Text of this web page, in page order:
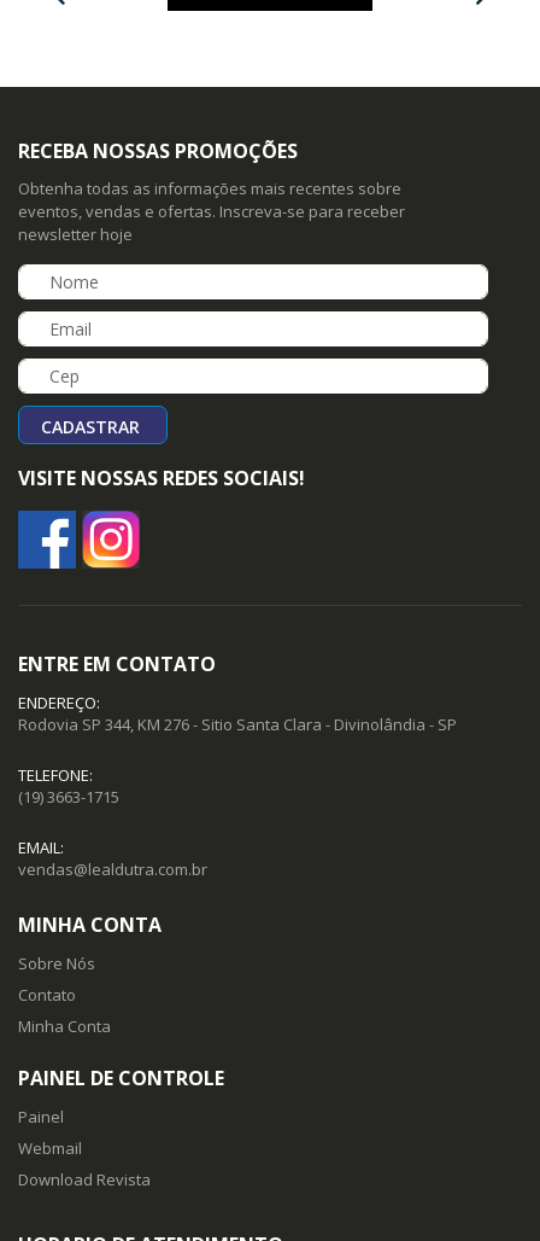
RECEBA NOSSAS PROMOÇÕES
Obtenha todas as informações mais recentes sobre
eventos, vendas e ofertas. Inscreva-se para receber
newsletter hoje
CADASTRAR
VISITE NOSSAS REDES SOCIAIS!
ENTRE EM CONTATO
ENDEREÇO:
Rodovia SP 344, KM 276 - Sitio Santa Clara - Divinolândia - SP
TELEFONE:
(19) 3663-1715
EMAIL:
vendas@lealdutra.com.br
MINHA CONTA
Sobre Nós
Contato
Minha Conta
PAINEL DE CONTROLE
Painel
Webmail
Download Revista